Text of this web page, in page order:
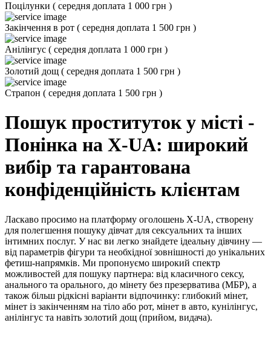
Поцілунки ( середня доплата 1 000 грн )
Закінчення в рот ( середня доплата 1 500 грн )
Анілінгус ( середня доплата 1 000 грн )
Золотий дощ ( середня доплата 1 500 грн )
Страпон ( середня доплата 1 500 грн )
Пошук проституток у місті -
Понінка на X-UA: широкий
вибір та гарантована
конфіденційність клієнтам
Ласкаво просимо на платформу оголошень X-UA, створену
для полегшення пошуку дівчат для сексуальних та інших
інтимних послуг. У нас ви легко знайдете ідеальну дівчину —
від параметрів фігури та необхідної зовнішності до унікальних
фетиш-напрямків. Ми пропонуємо широкий спектр
можливостей для пошуку партнера: від класичного сексу,
анального та орального, до мінету без презерватива (МБР), а
також більш рідкісні варіанти відпочинку: глибокий мінет,
мінет із закінченням на тіло або рот, мінет в авто, кунілінгус,
анілінгус та навіть золотий дощ (прийом, видача).